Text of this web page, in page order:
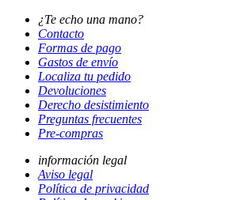
¿Te echo una mano?
Contacto
Formas de pago
Gastos de envío
Localiza tu pedido
Devoluciones
Derecho desistimiento
Preguntas frecuentes
Pre-compras
información legal
Aviso legal
Política de privacidad